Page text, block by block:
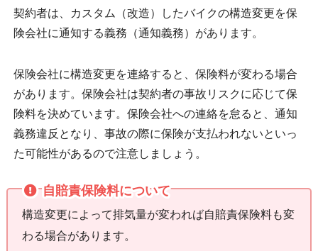
契約者は、カスタム（改造）したバイクの構造変更を保
険会社に通知する義務（通知義務）があります。
保険会社に構造変更を連絡すると、保険料が変わる場合
があります。保険会社は契約者の事故リスクに応じて保
険料を決めています。保険会社への連絡を怠ると、通知
義務違反となり、事故の際に保険が支払われないといっ
た可能性があるので注意しましょう。
自賠責保険料について
構造変更によって排気量が変われば自賠責保険料も変
わる場合があります。